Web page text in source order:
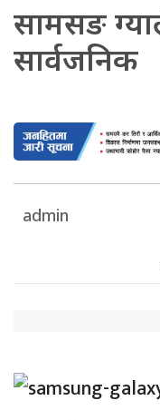
सामसङ
सार्वजनिक
admin